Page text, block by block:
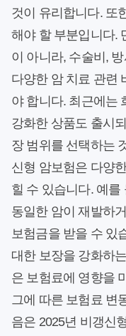
것이 유리합니다. 또
해야 할 부분입니다.
이 아니라, 수술비,
다양한 암 치료 관련
야 합니다. 최근에는
강화한 상품도 출시
장 범위를 선택하는
신형 암보험은 다양
힐 수 있습니다. 예를
동일한 암이 재발하
보험금을 받을 수 있
대한 보장을 강화하
은 보험료에 영향을
그에 따른 보험료 변
음은 2025년 비갱신